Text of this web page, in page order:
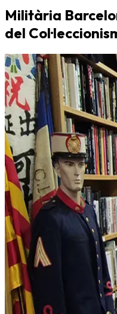
Militària
del